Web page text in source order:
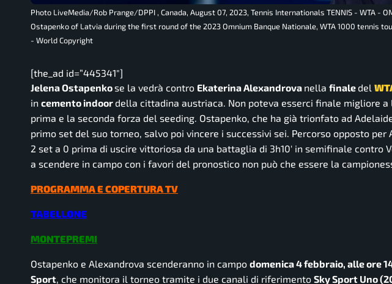
Photo LiveMedia/Rob Prange/DPPI , Canada, August 07, 2023, Tennis Internationals TENNIS - WTA -
Ostapenko of Latvia during the first round of the 2023 Omnium Banque Nationale, WTA 1000 tennis
- World Copyright
[the_ad id=”445341″]
Jelena Ostapenkose la vedrà contro Ekaterina Alexandrova nella finale del
in cemento indoor della cittadina austriaca. Non poteva esserci finale migliore
prima e la seconda forza del seeding. Ostapenko, che ha già trionfato ad
primo set del suo torneo, salvo poi vincere i successivi sei. Percorso opposto
2 set a 0 prima di uscire vittoriosa da una battaglia di 3h10′ in semifinale contro
a scendere in campo con i favori del pronostico non può che essere la
PROGRAMMA E COPERTURA TV
TABELLONE
MONTEPREMI
Ostapenko e Alexandrova scenderanno in campo domenica 4 febbraio, alle ore
Sport, che monitora il torneo tramite i due canali di riferimento Sky Sport Uno